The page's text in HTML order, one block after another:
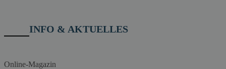
INFO & AKTUELLES
Online-Magazin